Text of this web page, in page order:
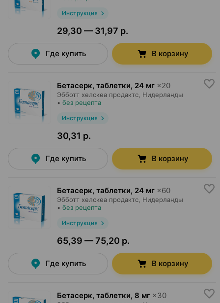
Инструкция
29,30 — 31,97 р.
Где купить В корзину
Бетасерк, таблетки, 24 мг ×20
Эбботт хелскеа продактс , Нидерланды
• без рецепта
Инструкция
30,31 р.
Где купить В корзину
Бетасерк, таблетки, 24 мг ×60
Эбботт хелскеа продактс , Нидерланды
• без рецепта
Инструкция
65,39 — 75,20 р.
Где купить В корзину
Бетасерк, таблетки, 8 мг ×30